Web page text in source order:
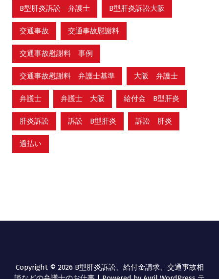
B型肝炎訴訟 弁護士 B型肝炎訴訟大阪
交通事故 交通事故慰謝料
交通事故慰謝料 事例
交通事故慰謝料 弁護士基準 大阪 弁護士
弁護士 弁護士 大阪 給付金 B型肝炎
肝炎訴訟 訴訟 B型肝炎 訴訟 肝炎
過払い
Copyright © 2026 B型肝炎訴訟、給付金請求、交通事故相